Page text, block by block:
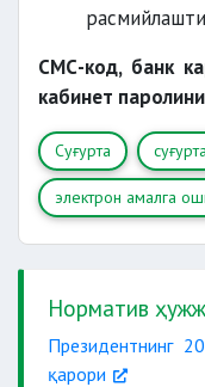
СМС-код, банк
кабинет
Суғурта
электрон амалга
Норматив
Президентнинг
қарори